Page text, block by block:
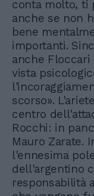
conta molto, ti
anche se non
bene
importanti.
anche
vista
scorso».
centro
Rocchi: in
Mauro Zarate.
l'ennesima
dell'argentino
responsabilità